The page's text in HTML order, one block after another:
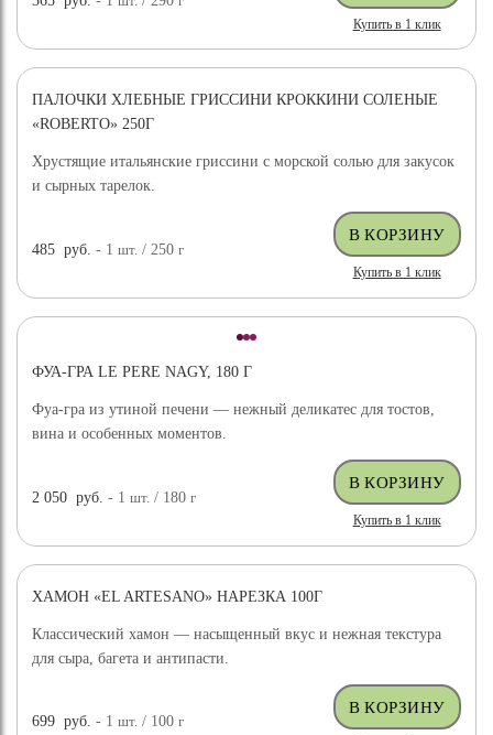
Купить в 1 клик
ПАЛОЧКИ ХЛЕБНЫЕ ГРИССИНИ КРОККИНИ СОЛЕНЫЕ
«ROBERTO» 250Г
Хрустящие итальянские гриссини с морской солью для закусок
и сырных тарелок.
485 руб. - 1шт. / 250г
Купить в 1 клик
ФУА-ГРА LE PERE NAGY, 180 Г
Фуа-гра из утиной печени — нежный деликатес для тостов,
вина и особенных моментов.
2 050 руб. - 1шт. / 180г
Купить в 1 клик
ХАМОН «EL ARTESANO» НАРЕЗКА 100Г
Классический хамон — насыщенный вкус и нежная текстура
для сыра, багета и антипасти.
699 руб. - 1шт. / 100г